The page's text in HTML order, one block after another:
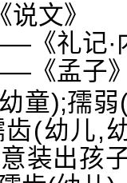
文》
《礼记·
《孟子
童);孺
(幼儿,
装出孩